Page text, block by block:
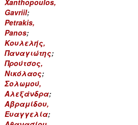
Xanthopoulos,
Gavriil;
Petrakis,
Panos;
Κουλελής,
Παναγιώτης;
Προύτσος,
Νικόλαος;
Σολωμού,
Αλεξάνδρα;
Αβραμίδου,
Ευαγγελία;